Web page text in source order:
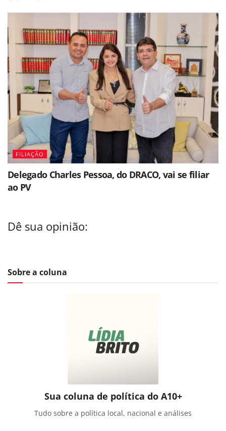
FILIAÇÃO
Delegado Charles Pessoa, do DRACO, vai se filiar
ao PV
Dê sua opinião:
Sobre a coluna
Sua coluna de política do A10+
Tudo sobre a política local, nacional e análises